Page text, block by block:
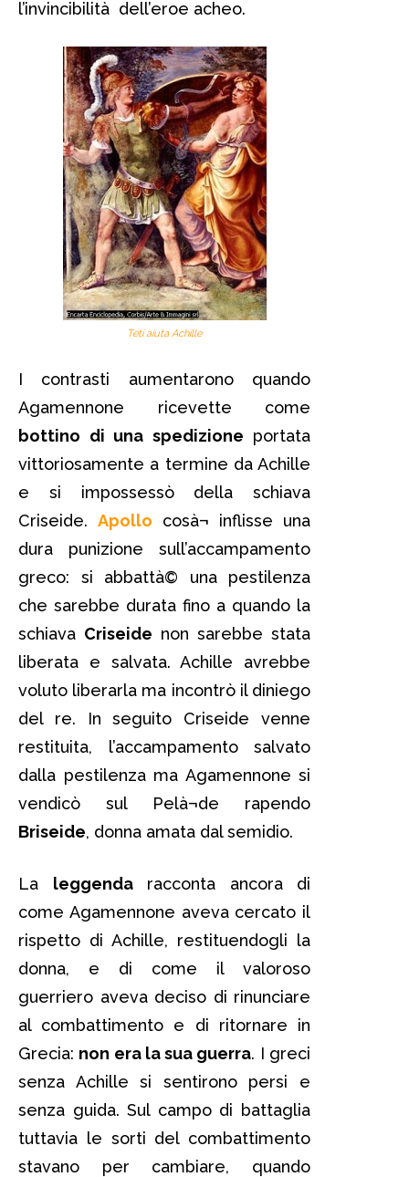
l’invincibilità dell’eroe acheo.
Teti aiuta Achille
I contrasti aumentarono quando
Agamennone ricevette come
bottino di una spedizione portata
vittoriosamente a termine da Achille
e si impossessò della schiava
Criseide. Apollo cosà¬ inflisse una
dura punizione sull’accampamento
greco: si abbattà© una pestilenza
che sarebbe durata fino a quando la
schiava Criseide non sarebbe stata
liberata e salvata. Achille avrebbe
voluto liberarla ma incontrò il diniego
del re. In seguito Criseide venne
restituita, l’accampamento salvato
dalla pestilenza ma Agamennone si
vendicò sul Pelà¬de rapendo
Briseide, donna amata dal semidio.
La leggendaracconta ancora di
come Agamennone aveva cercato il
rispetto di Achille, restituendogli la
donna, e di come il valoroso
guerriero aveva deciso di rinunciare
al combattimento e di ritornare in
Grecia: non era la sua guerra. I greci
senza Achille si sentirono persi e
senza guida. Sul campo di battaglia
tuttavia le sorti del combattimento
stavano per cambiare, quando